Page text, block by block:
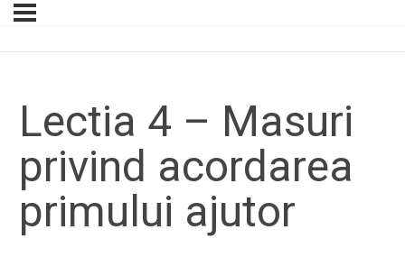
Lectia 4 – Masuri
privind acordarea
primului ajutor